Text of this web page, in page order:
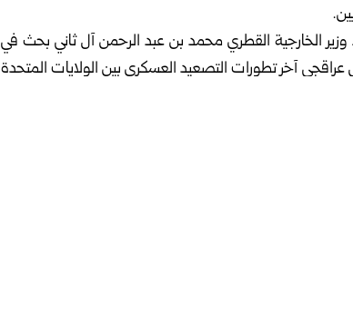
الخارجية القطري محمد بن عبد الرحمن آل ثاني بحث في
عراقجي آخر تطورات التصعيد العسكري بين الولايات المتحدة